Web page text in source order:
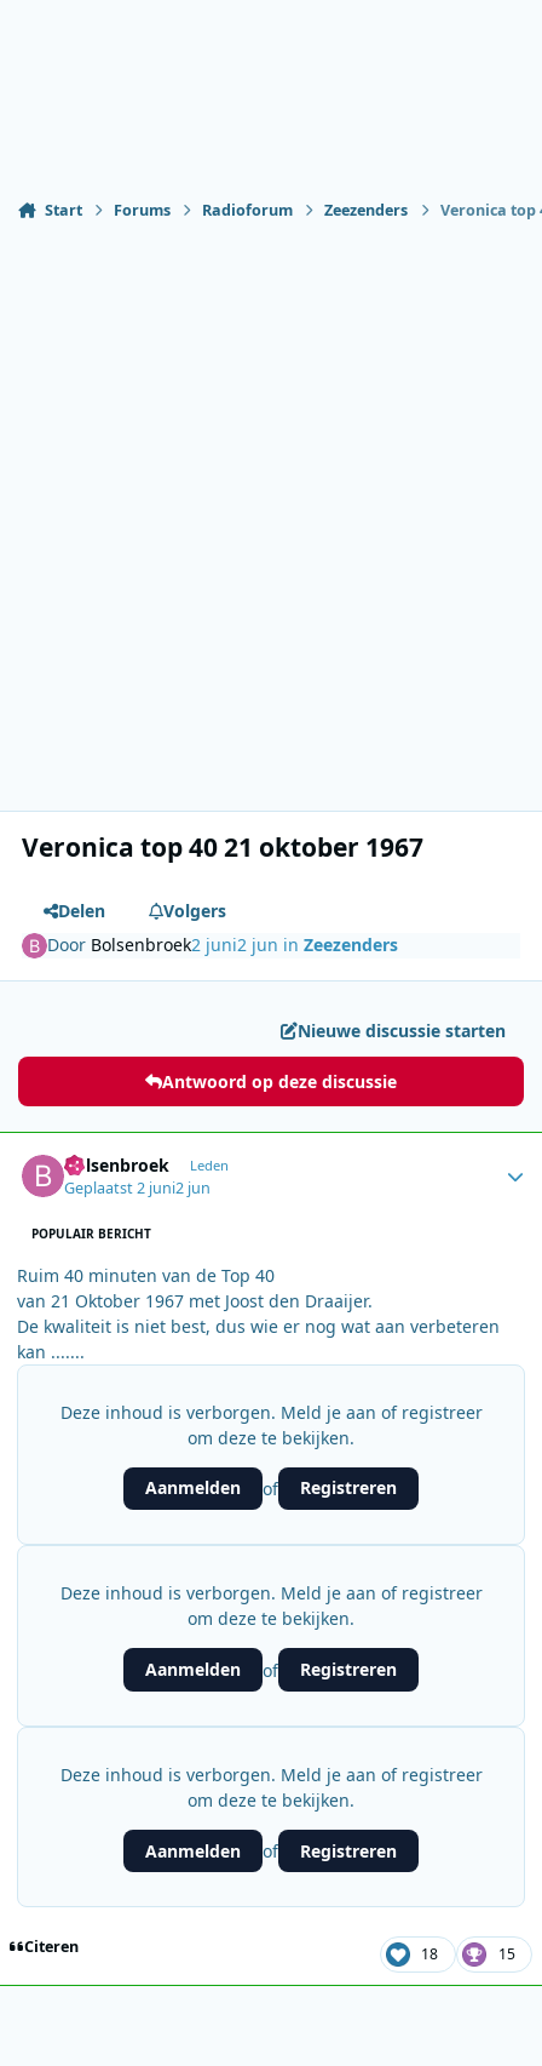
Start Forums Radioforum Zeezenders Veronica top
Veronica top 40 21 oktober 1967
Delen
Volgers
Door Bolsenbroek2 juni2 jun inZeezenders
Nieuwe discussie starten
Antwoord op deze discussie
Bolsenbroek Leden
Geplaatst2 juni2 jun
POPULAIR BERICHT
Ruim 40 minuten van de Top 40
van 21 Oktober 1967 met Joost den Draaijer.
De kwaliteit is niet best, dus wie er nog wat aan verbeteren
kan .......
Deze inhoud is verborgen. Meld je aan of registreer
om deze te bekijken.
Aanmelden of Registreren
Deze inhoud is verborgen. Meld je aan of registreer
om deze te bekijken.
Aanmelden of Registreren
Deze inhoud is verborgen. Meld je aan of registreer
om deze te bekijken.
Aanmelden of Registreren
Citeren 18 15